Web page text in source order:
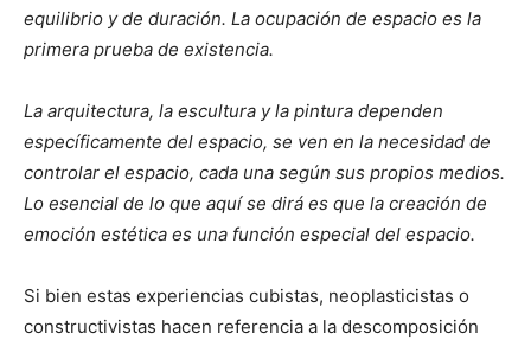
equilibrio y de duración. La ocupación de espacio es la
primera prueba de existencia.
La arquitectura, la escultura y la pintura dependen
específicamente del espacio, se ven en la necesidad de
controlar el espacio, cada una según sus propios medios.
Lo esencial de lo que aquí se dirá es que la creación de
emoción estética es una función especial del espacio.
Si bien estas experiencias cubistas, neoplasticistas o
constructivistas hacen referencia a la descomposición